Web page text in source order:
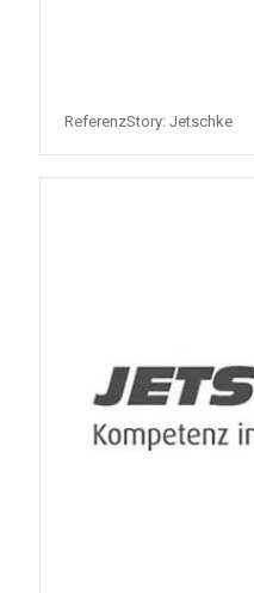
ReferenzStory: Jetschke